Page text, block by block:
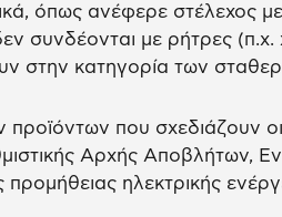
όπως ανέφερε στέλεχος
συνδέονται με ρήτρες (π.χ.
στην κατηγορία των
προϊόντων που σχεδιάζουν
Αρχής Αποβλήτων,
προμήθειας ηλεκτρικής